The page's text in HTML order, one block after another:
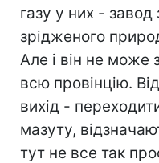
газу у них -
зрідженого
Але і він не може
всю провінцію.
вихід -
мазуту,
тут не все так